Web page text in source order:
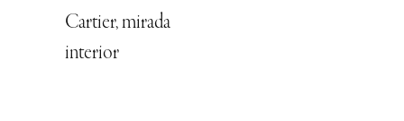
Cartier, mirada
interior